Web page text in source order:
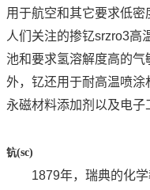
用于航空和其它要求低
人们关注的掺钇srzro3高
池和要求氢溶解度高的
外，钇还用于耐高温喷涂
永磁材料添加剂以及电子
钪(sc)
1879年，瑞典的化学